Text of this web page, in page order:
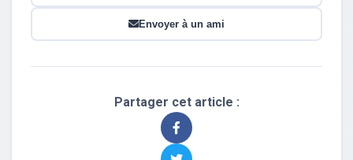
Envoyer à un ami
Partager cet article :